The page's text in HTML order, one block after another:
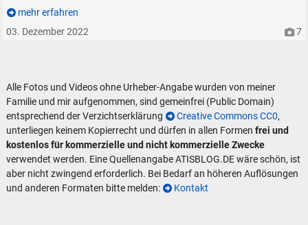
mehr erfahren
03. Dezember 2022
7
Alle Fotos und Videos ohne Urheber-Angabe wurden von meiner
Familie und mir aufgenommen, sind gemeinfrei (Public Domain)
entsprechend der Verzichtserklärung
Creative Commons CC0,
unterliegen keinem Kopierrecht und dürfen in allen Formen frei und
kostenlos für kommerzielle und nicht kommerzielle Zwecke
verwendet werden. Eine Quellenangabe ATISBLOG.DE wäre schön, ist
aber nicht zwingend erforderlich. Bei Bedarf an höheren Auflösungen
und anderen Formaten bitte melden:
Kontakt